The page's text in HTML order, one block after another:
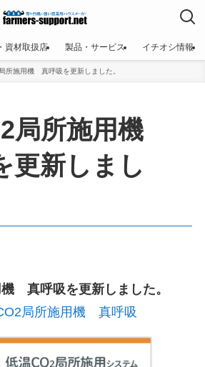
資材取扱店 製品・サービス イチオシ情報
所施用機 真呼吸を更新しました。
局所施用機
更新しまし
真呼吸を更新しました。
局所施用機 真呼吸